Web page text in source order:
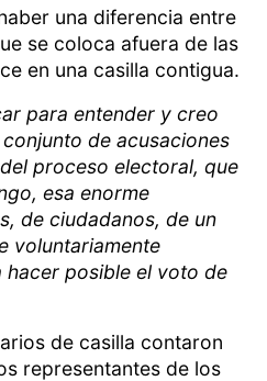
una diferencia entre
se coloca afuera de las
en una casilla contigua.
para entender y creo
de acusaciones
proceso electoral, que
esa enorme
de ciudadanos, de un
voluntariamente
posible el voto de
de casilla contaron
representantes de los